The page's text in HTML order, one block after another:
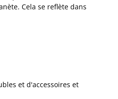
Cela se reflète dans
et d'accessoires et